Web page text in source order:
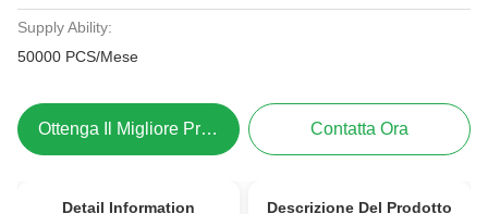
Supply Ability:
50000 PCS/Mese
Ottenga Il Migliore Prezzo Contatta Ora
Detail Information Descrizione Del Prodotto